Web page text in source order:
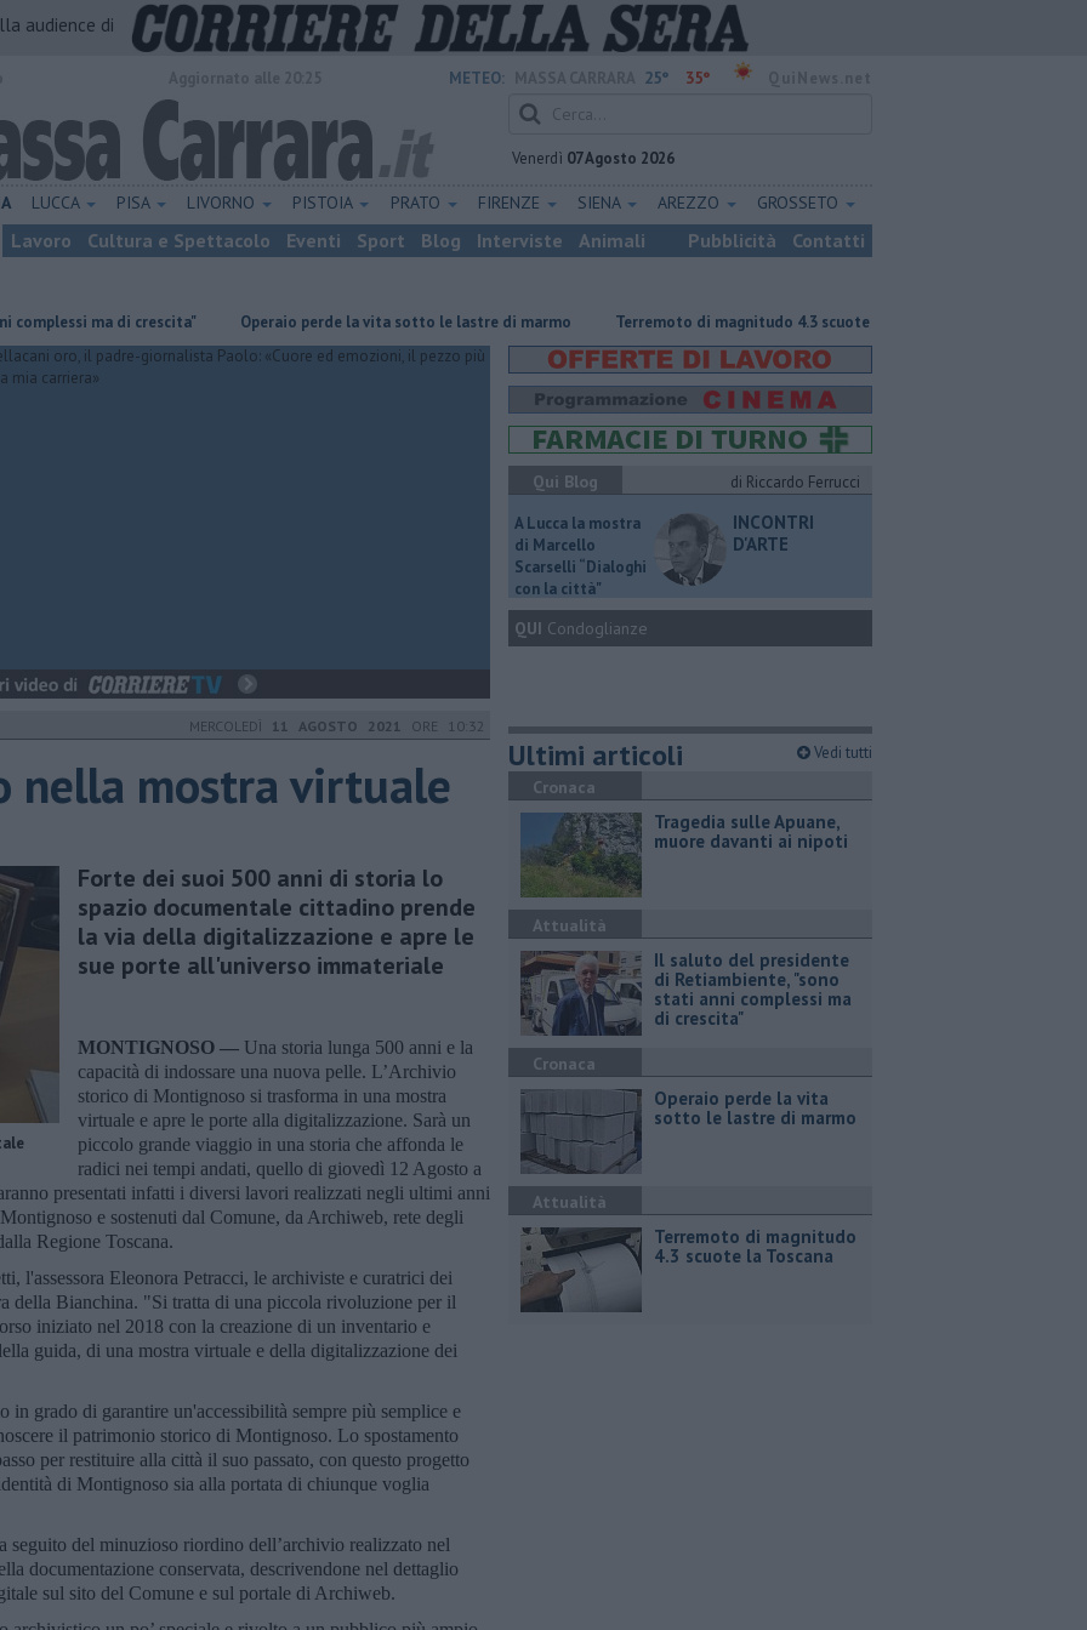
audience di
METEO: 25° 35°
Venerdì 07 Agosto 2026
LUCCA PISA LIVORNO PISTOIA PRATO FIRENZE SIENA AREZZO GROSSETO
Lavoro Cultura e Spettacolo Eventi Sport Blog Interviste Animali Pubblicità Contatti
ma di crescita" Operaio perde la vita sotto le lastre di marmo Terremoto di magnitudo 4.3 scuote la Toscana
MERCOLEDÌ 11 AGOSTO 2021 ORE 10:32
nella mostra virtuale
Forte dei suoi 500 anni di storia lo
spazio documentale cittadino prende
la via della digitalizzazione e apre le
sue porte all'universo immateriale
MONTIGNOSO — Una storia lunga 500 anni e la
capacità di indossare una nuova pelle. L’Archivio
storico di Montignoso si trasforma in una mostra
virtuale e apre le porte alla digitalizzazione. Sarà un
piccolo grande viaggio in una storia che affonda le
radici nei tempi andati, quello di giovedì 12 Agosto a
presentati infatti i diversi lavori realizzati negli ultimi anni
e sostenuti dal Comune, da Archiweb, rete degli
Regione Toscana.
l'assessora Eleonora Petracci, le archiviste e curatrici dei
della Bianchina. "Si tratta di una piccola rivoluzione per il
iniziato nel 2018 con la creazione di un inventario e
guida, di una mostra virtuale e della digitalizzazione dei
in grado di garantire un'accessibilità sempre più semplice e
il patrimonio storico di Montignoso. Lo spostamento
per restituire alla città il suo passato, con questo progetto
di Montignoso sia alla portata di chiunque voglia
seguito del minuzioso riordino dell’archivio realizzato nel
documentazione conservata, descrivendone nel dettaglio
sul sito del Comune e sul portale di Archiweb.
Qui Blog
di Riccardo Ferrucci
A Lucca la mostra
di Marcello
Scarselli “Dialoghi
con la città"
INCONTRI
D'ARTE
QUI Condoglianze
Ultimi articoli Vedi tutti
Cronaca
Tragedia sulle Apuane,
muore davanti ai nipoti
Attualità
Il saluto del presidente
di Retiambiente, "sono
stati anni complessi ma
di crescita"
Cronaca
Operaio perde la vita
sotto le lastre di marmo
Attualità
Terremoto di magnitudo
4.3 scuote la Toscana